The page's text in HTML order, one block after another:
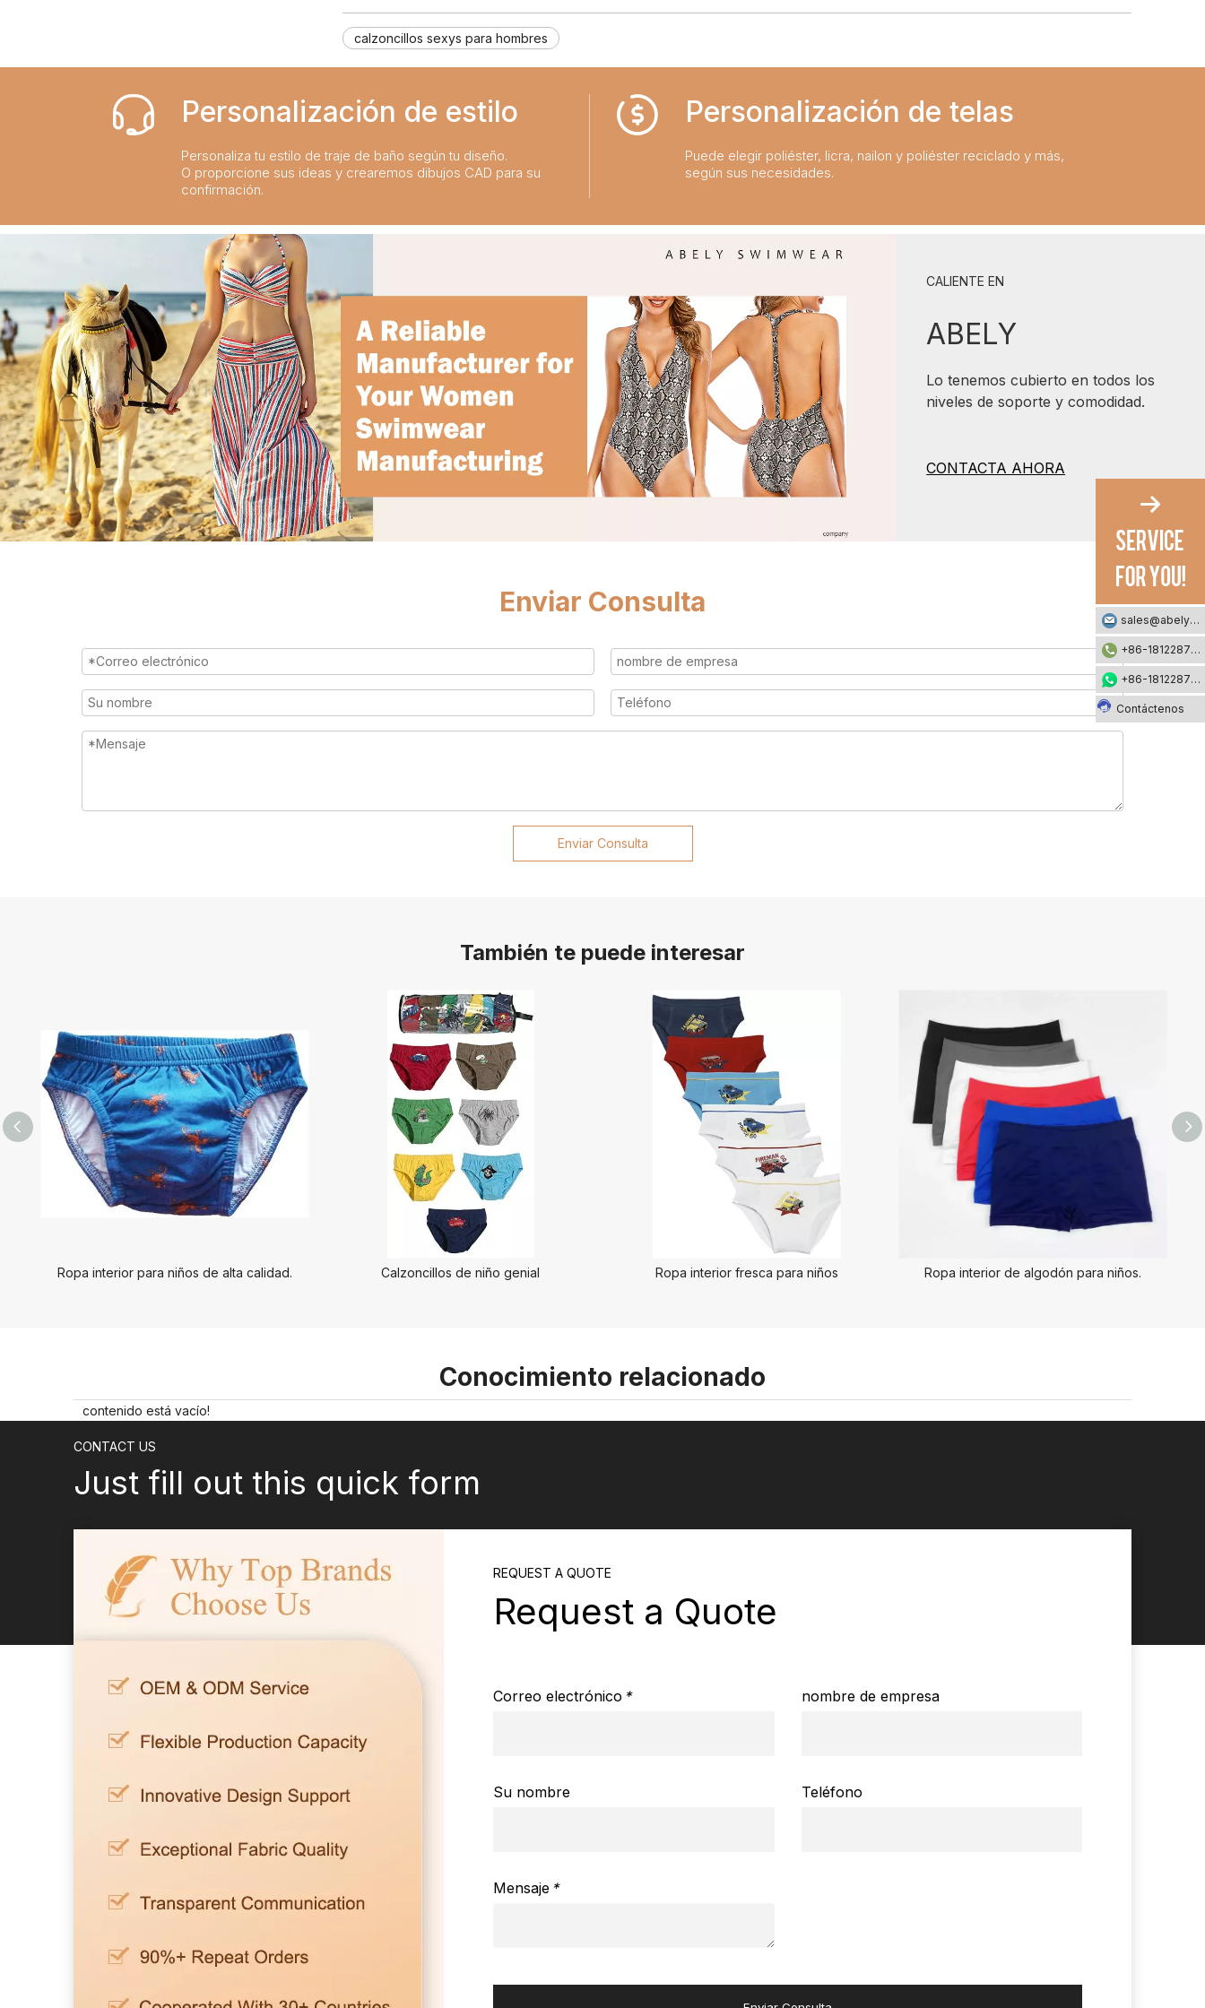
calzoncillos sexys para hombres
Personalización de estilo
Personaliza tu estilo de traje de baño según tu diseño.
O proporcione sus ideas y crearemos dibujos CAD para su
confirmación.
Personalización de telas
Puede elegir poliéster, licra, nailon y poliéster reciclado y más,
según sus necesidades.
CALIENTE EN
ABELY
Lo tenemos cubierto en todos los
niveles de soporte y comodidad.
CONTACTA AHORA
Enviar Consulta
Enviar Consulta
También te puede interesar
Ropa interior para niños de alta calidad. Calzoncillos de niño genial Ropa interior fresca para niños Ropa interior de algodón para niños.
Conocimiento relacionado
contenido está vacío!
CONTACT US
Just fill out this quick form
REQUEST A QUOTE
Request a Quote
*
Correo electrónico nombre de empresa
Su nombre Teléfono
*
Mensaje
sales@abelyfashion.com
+86-18122871002
+86-18122871002
Contáctenos